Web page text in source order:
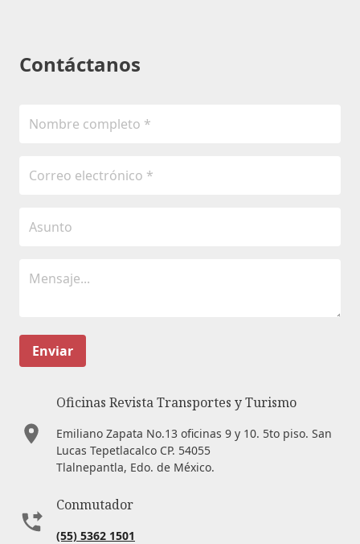
Contáctanos
Enviar
Oficinas Revista Transportes y Turismo
Emiliano Zapata No.13 oficinas 9 y 10. 5to piso. San
Lucas Tepetlacalco CP. 54055
Tlalnepantla, Edo. de México.
Conmutador
(55) 5362 1501